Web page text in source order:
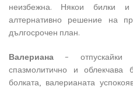
неизбежна. Някои билки и
алтернативно решение на
дългосрочен план.
Валериана – отпускайки
спазмолитично и облекчава
болката, валерианата